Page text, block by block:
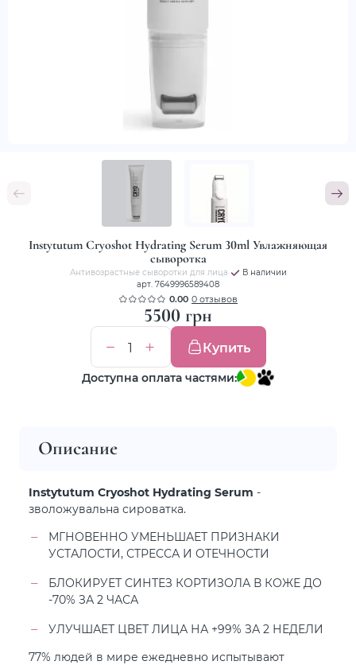
Instytutum Cryoshot Hydrating Serum 30ml Увлажняющая
сыворотка
Антивозрастные сыворотки для лица
В наличии
арт. 7649996589408
0.00 0 отзывов
5500 грн
Купить
Доступна оплата частями:
Описание
Instytutum Cryoshot Hydrating Serum -
зволожувальна сироватка.
МГНОВЕННО УМЕНЬШАЕТ ПРИЗНАКИ
УСТАЛОСТИ, СТРЕССА И ОТЕЧНОСТИ
БЛОКИРУЕТ СИНТЕЗ КОРТИЗОЛА В КОЖЕ ДО
-70% ЗА 2 ЧАСА
УЛУЧШАЕТ ЦВЕТ ЛИЦА НА +99% ЗА 2 НЕДЕЛИ
77% людей в мире ежедневно испытывают